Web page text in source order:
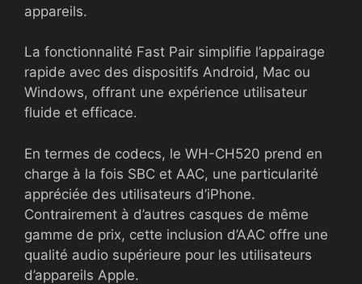
appareils.
La fonctionnalité Fast Pair simplifie l’appairage
rapide avec des dispositifs Android, Mac ou
Windows, offrant une expérience utilisateur
fluide et efficace.
En termes de codecs, le WH-CH520 prend en
charge à la fois SBC et AAC, une particularité
appréciée des utilisateurs d’iPhone.
Contrairement à d’autres casques de même
gamme de prix, cette inclusion d’AAC offre une
qualité audio supérieure pour les utilisateurs
d’appareils Apple.